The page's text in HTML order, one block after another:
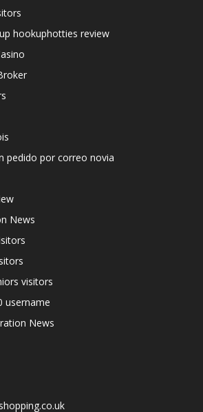
hookuphotties review
pedido por correo novia
News
visitors
username
News